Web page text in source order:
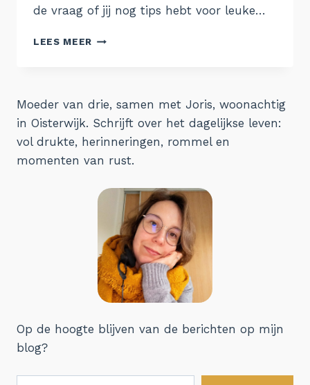
de vraag of jij nog tips hebt voor leuke…
LEES MEER GELUISTERD
Moeder van drie, samen met Joris, woonachtig
in Oisterwijk. Schrijft over het dagelijkse leven:
vol drukte, herinneringen, rommel en
momenten van rust.
Op de hoogte blijven van de berichten op mijn
blog?
Typ je e-mail...